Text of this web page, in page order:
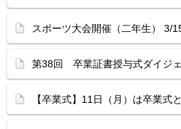
スポーツ大会開催（二年生） 3/
第38回 卒業証書授与式ダイ
【卒業式】11日（月）は卒業式